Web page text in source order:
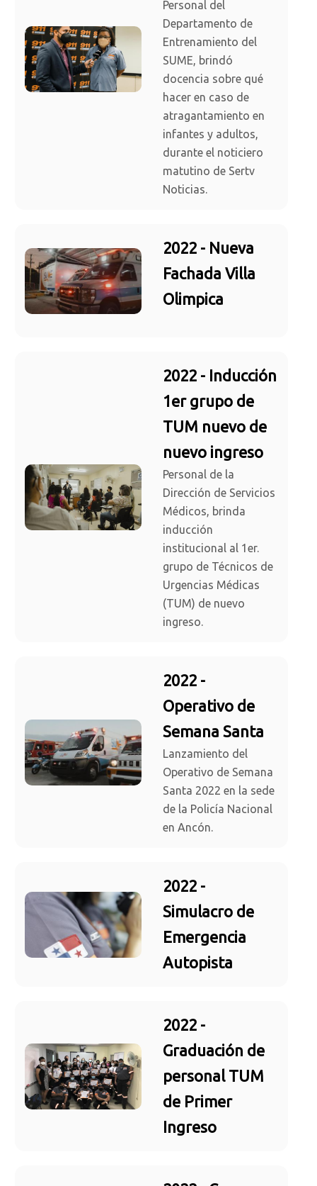
Personal del
Departamento de
Entrenamiento del
SUME, brindó
docencia sobre qué
hacer en caso de
atragantamiento en
infantes y adultos,
durante el noticiero
matutino de Sertv
Noticias.
2022 - Nueva
Fachada Villa
Olimpica
2022 - Inducción
1er grupo de
TUM nuevo de
nuevo ingreso
Personal de la
Dirección de Servicios
Médicos, brinda
inducción
institucional al 1er.
grupo de Técnicos de
Urgencias Médicas
(TUM) de nuevo
ingreso.
2022 -
Operativo de
Semana Santa
Lanzamiento del
Operativo de Semana
Santa 2022 en la sede
de la Policía Nacional
en Ancón.
2022 -
Simulacro de
Emergencia
Autopista
2022 -
Graduación de
personal TUM
de Primer
Ingreso